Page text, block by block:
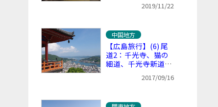
2019/11/22
中国地方
【広島旅行】(6) 尾
道2：千光寺、猫の
細道、千光寺新道、
2017/09/16